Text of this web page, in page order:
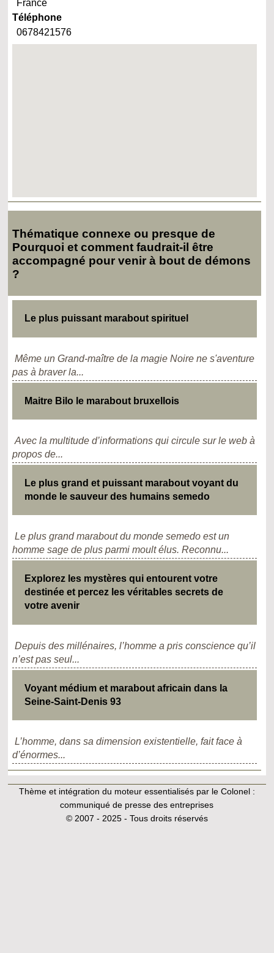
France
Téléphone
0678421576
Thématique connexe ou presque de
Pourquoi et comment faudrait-il être
accompagné pour venir à bout de démons
?
Le plus puissant marabout spirituel
Même un Grand-maître de la magie Noire ne s'aventure
pas à braver la...
Maitre Bilo le marabout bruxellois
Avec la multitude d’informations qui circule sur le web à
propos de...
Le plus grand et puissant marabout voyant du
monde le sauveur des humains semedo
Le plus grand marabout du monde semedo est un
homme sage de plus parmi moult élus. Reconnu...
Explorez les mystères qui entourent votre
destinée et percez les véritables secrets de
votre avenir
Depuis des millénaires, l’homme a pris conscience qu’il
n’est pas seul...
Voyant médium et marabout africain dans la
Seine-Saint-Denis 93
L’homme, dans sa dimension existentielle, fait face à
d’énormes...
Thème et intégration du moteur essentialisés par le Colonel :
communiqué de presse des entreprises
© 2007 - 2025 - Tous droits réservés